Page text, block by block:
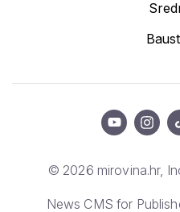
© 2026 mirovina.hr,
News CMS for